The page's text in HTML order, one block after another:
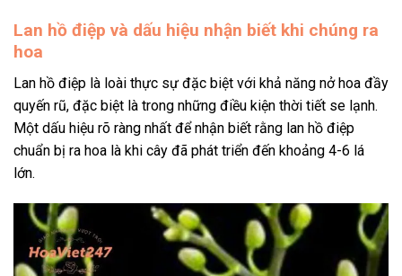
Lan hồ điệp và dấu hiệu nhận biết khi chúng ra
hoa
Lan hồ điệp là loài thực sự đặc biệt với khả năng nở hoa đầy
quyến rũ, đặc biệt là trong những điều kiện thời tiết se lạnh.
Một dấu hiệu rõ ràng nhất để nhận biết rằng lan hồ điệp
chuẩn bị ra hoa là khi cây đã phát triển đến khoảng 4-6 lá
lớn.